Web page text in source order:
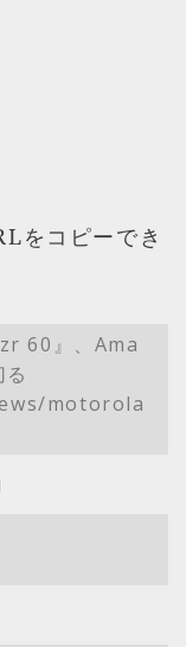
をコピーでき
60』、Ama
motorola